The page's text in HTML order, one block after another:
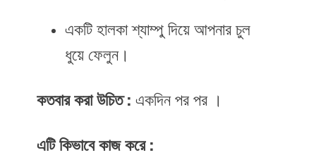
একটি হালকা শ্যাম্পু দিয়ে আপনার চুল
ধুয়ে ফেলুন।
কতবার করা উচিত : একদিন পর পর ।
এটি কিভাবে কাজ করে :